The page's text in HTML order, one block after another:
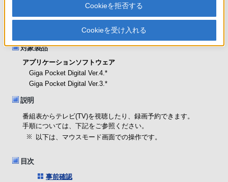
「Giga Pocket Digital」の番組表について説明します
対象製品
アプリケーションソフトウェア
Giga Pocket Digital Ver.4.*
Giga Pocket Digital Ver.3.*
説明
番組表からテレビ(TV)を視聴したり、録画予約できます。
手順については、下記をご参照ください。
以下は、マウスモード画面での操作です。
目次
事前確認
Cookieを拒否する
Cookieを受け入れる